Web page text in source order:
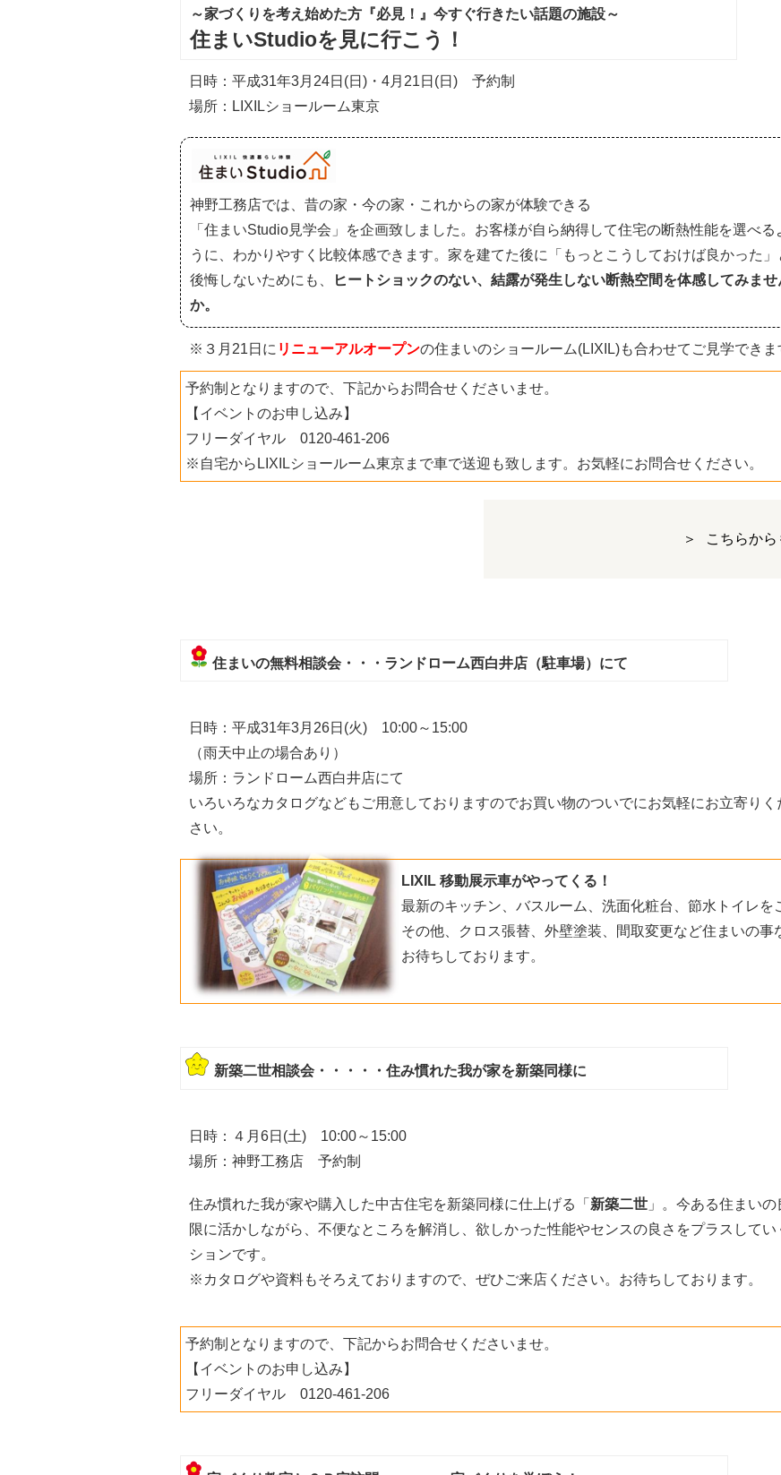
～家づくりを考え始めた方『必見！』今すぐ行きたい話題の施設～
住まいStudioを見に行こう！
日時：平成31年3月24日(日)・4月21日(日) 予約制
場所：LIXILショールーム東京
神野工務店では、昔の家・今の家・これからの家が体験できる
「住まいStudio見学会」を企画致しました。お客様が自ら納得して住宅の断熱性能を選べる
うに、わかりやすく比較体感できます。家を建てた後に「もっとこうしておけば良かった」
後悔しないためにも、
ヒートショックのない、結露が発生しない断熱空間を体感してみませ
か。
※３月21日に リニューアルオープンの住まいのショールーム(LIXIL)も合わせてご見学できま
予約制となりますので、下記からお問合せくださいませ。
【イベントのお申し込み】
フリーダイヤル 0120-461-206
※自宅からLIXILショールーム東京まで車で送迎も致します。お気軽にお問合せください。
こちらから
住まいの無料相談会・・・ランドローム西白井店（駐車場）にて
日時：平成31年3月26日(火) 10:00～15:00
（雨天中止の場合あり）
場所：ランドローム西白井店にて
いろいろなカタログなどもご用意しておりますのでお買い物のついでにお気軽にお立寄りく
さい。
LIXIL 移動展示車がやってくる！
最新のキッチン、バスルーム、洗面化粧台、節水トイレを
その他、クロス張替、外壁塗装、間取変更など住まいの事
お待ちしております。
新築二世相談会・・・・・住み慣れた我が家を新築同様に
日時：４月6日(土) 10:00～15:00
場所：神野工務店 予約制
住み慣れた我が家や購入した中古住宅を新築同様に仕上げる「 新築二世 」。今ある住まい
限に活かしながら、不便なところを解消し、欲しかった性能やセンスの良さをプラスしてい
ションです。
※カタログや資料もそろえておりますので、ぜひご来店ください。お待ちしております。
予約制となりますので、下記からお問合せくださいませ。
【イベントのお申し込み】
フリーダイヤル 0120-461-206